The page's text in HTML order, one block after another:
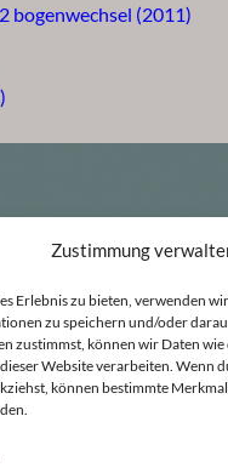
Zustimmung
Erlebnis zu bieten, verwenden
zu speichern und/oder
zustimmst, können wir Daten
Website verarbeiten. Wenn
können bestimmte
bogenwechsel (2011)